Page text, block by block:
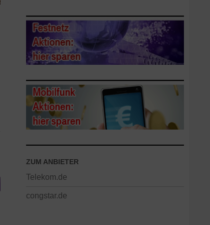
ZUM ANBIETER
Telekom.de
congstar.de